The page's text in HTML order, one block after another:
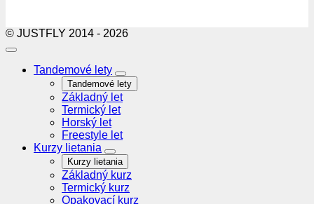
© JUSTFLY 2014 - 2026
Tandemové lety
Tandemové lety
Základný let
Termický let
Horský let
Freestyle let
Kurzy lietania
Kurzy lietania
Základný kurz
Termický kurz
Opakovací kurz